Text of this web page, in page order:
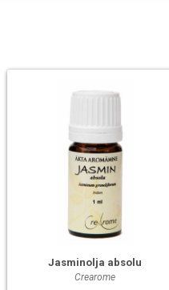
Jasminolja absolu
Crearome